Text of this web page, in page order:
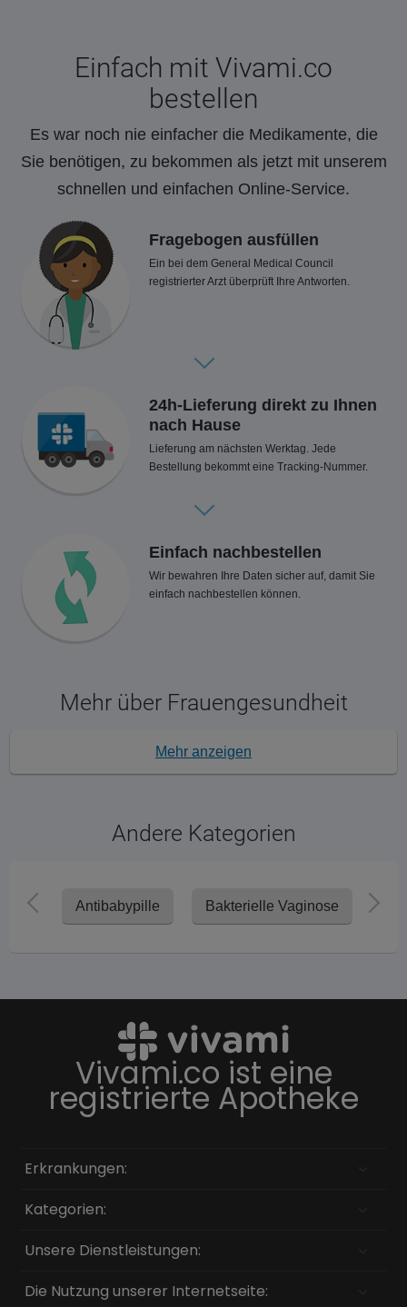
Einfach mit Vivami.co
bestellen
Es war noch nie einfacher die Medikamente, die
Sie benötigen, zu bekommen als jetzt mit unserem
schnellen und einfachen Online-Service.
Fragebogen ausfüllen
Ein bei dem General Medical Council
registrierter Arzt überprüft Ihre Antworten.
24h-Lieferung direkt zu Ihnen
nach Hause
Lieferung am nächsten Werktag. Jede
Bestellung bekommt eine Tracking-Nummer.
Einfach nachbestellen
Wir bewahren Ihre Daten sicher auf, damit Sie
einfach nachbestellen können.
Mehr über Frauengesundheit
Mehr anzeigen
Andere Kategorien
Antibabypille Bakterielle Vaginose
Vivami.co ist eine
registrierte Apotheke
Erkrankungen:
Kategorien:
Unsere Dienstleistungen:
Die Nutzung unserer Internetseite: